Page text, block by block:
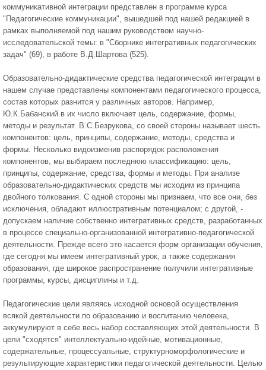
коммуникативной интеграции представлен в программе курса
"Педагогические коммуникации", вышедшей под нашей редакцией в
рамках выполняемой под нашим руководством научно-
исследовательской темы: в "Сборнике интегративных педагогических
задач" (69), в работе В.Д.Шартова (525).
Образовательно-дидактические средства педагогической интеграции в
нашем случае представлены компонентами педагогического процесса,
состав которых разнится у различных авторов. Например,
Ю.К.Бабанский в их число включает цель, содержание, формы,
методы и результат. В.С.Безрукова, со своей стороны называет шесть
компонентов: цель, принципы, содержание, методы, средства и
формы. Несколько видоизменив распорядок расположения
компонентов, мы выбираем последнюю классификацию: цель,
принципы, содержание, средства, формы и методы. При анализе
образовательно-дидактических средств мы исходим из принципа
двойного толкования. С одной стороны мы признаем, что все они, без
исключения, обладают иллюстративным потенциалом; с другой, -
допускаем наличие собственно интегративных средств, разработанных
в процессе специально-организованной интегративно-педагогической
деятельности. Прежде всего это касается форм организации обучения,
где сегодня мы имеем интегративный урок, а также содержания
образования, где широкое распространение получили интегративные
программы, курсы, дисциплины и т.д.
Педагогические цели являясь исходной основой осуществления
всякой деятельности по образованию и воспитанию человека,
аккумулируют в себе весь набор составляющих этой деятельности. В
цели "сходятся" интеллектуально-идейные, мотивационные,
содержательные, процессуальные, структурноморфологические и
результирующие характеристики педагогической деятельности. Целью